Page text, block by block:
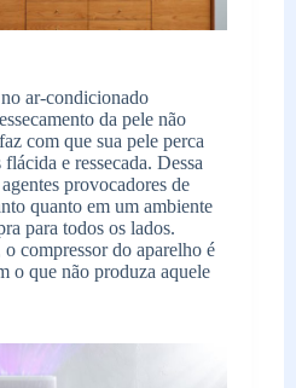
ar-condicionado
da pele não
com que sua pele perca
e ressecada. Dessa
provocadores de
quanto em um ambiente
para todos os lados.
compressor do aparelho é
o que não produza aquele